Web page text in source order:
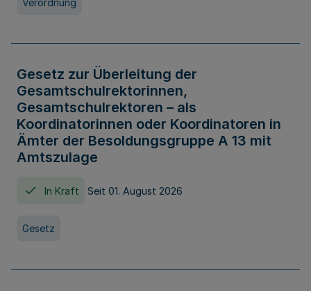
Verordnung
Gesetz zur Überleitung der
Gesamtschulrektorinnen,
Gesamtschulrektoren – als
Koordinatorinnen oder Koordinatoren in
Ämter der Besoldungsgruppe A 13 mit
Amtszulage
In Kraft Seit 01. August 2026
Gesetz